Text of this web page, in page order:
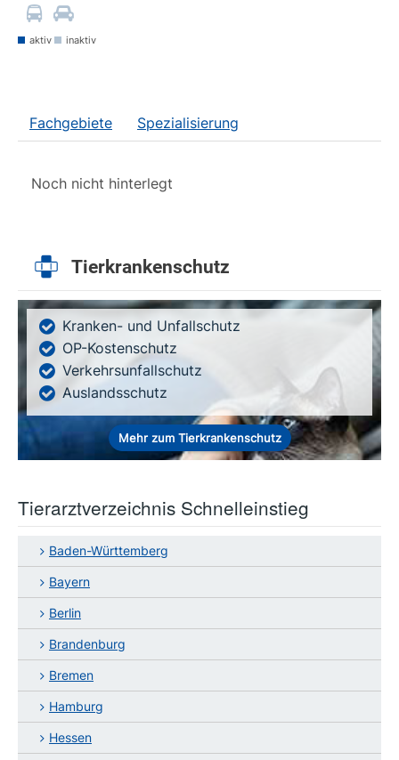
aktiv inaktiv
Fachgebiete Spezialisierung
Noch nicht hinterlegt
Tierkrankenschutz
Kranken- und Unfallschutz
OP-Kostenschutz
Verkehrsunfallschutz
Auslandsschutz
Mehr zum Tierkrankenschutz
Tierarztverzeichnis Schnelleinstieg
Baden-Württemberg
Bayern
Berlin
Brandenburg
Bremen
Hamburg
Hessen